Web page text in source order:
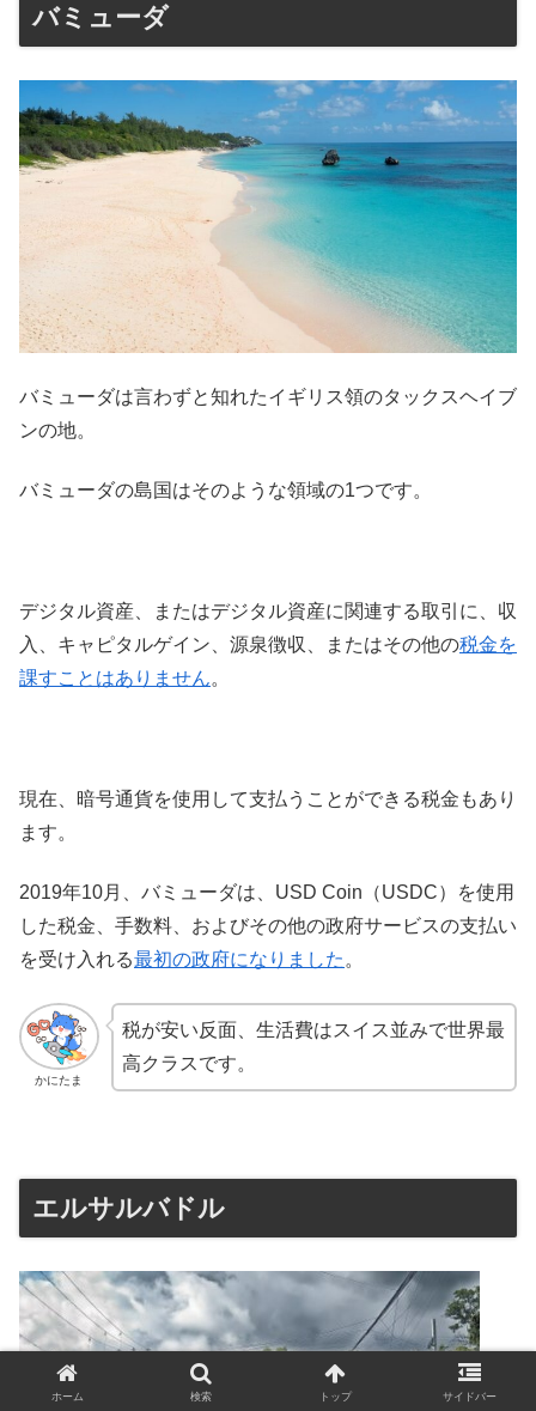
バミューダ
バミューダは言わずと知れたイギリス領のタックスヘイブ
ンの地。
バミューダの島国はそのような領域の1つです。
デジタル資産、またはデジタル資産に関連する取引に、収
入、キャピタルゲイン、源泉徴収、またはその他の税金を
課すことはありません。
現在、暗号通貨を使用して支払うことができる税金もあり
ます。
2019年10月、バミューダは、USD Coin（USDC）を使用
した税金、手数料、およびその他の政府サービスの支払い
を受け入れる最初の政府になりました 。
かにたま
税が安い反面、生活費はスイス並みで世界最
高クラスです。
エルサルバドル
ホーム 検索 トップ サイドバー